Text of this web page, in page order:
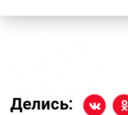
Делись: